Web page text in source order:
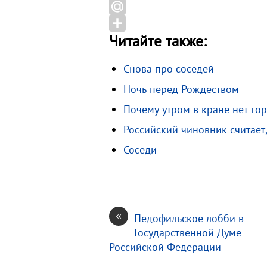
o
o
k
e
g
r
m
n
o
k
a
s
s
k
G
m
a
M
a
R
О
п
р
а
т
Читайте также:
Снова про соседей
Ночь перед Рождеством
Почему утром в кране нет
Российский чиновник
Соседи
«
Педофильское лобби в
Государственной Думе
Российской Федерации